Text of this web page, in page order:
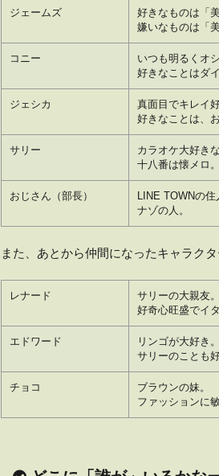
ジェームズ
好きなものは「
嫌いなものは「
コニー
いつも明るくオシ
好きなことはダ
ジェシカ
真面目でキレイ
好きなことは、お
サリー
カラオケ大好き
十八番は懐メロ。
おじさん（部長）
LINE TOWNの住
ナゾの人。
また、あとから仲間になったキャラクタ
レナード
サリーの大親友。
好奇心旺盛でイ
エドワード
リンゴが大好き。
サリーのことも好
チョコ
ブラウンの妹。
ファッションに